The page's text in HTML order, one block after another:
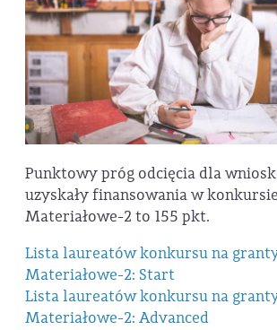
Punktowy próg odcięcia dla
uzyskały finansowania w
Materiałowe-2 to 155 pkt.
Lista laureatów konkursu na
Materiałowe-2: Start
Lista laureatów konkursu na
Materiałowe-2: Advanced